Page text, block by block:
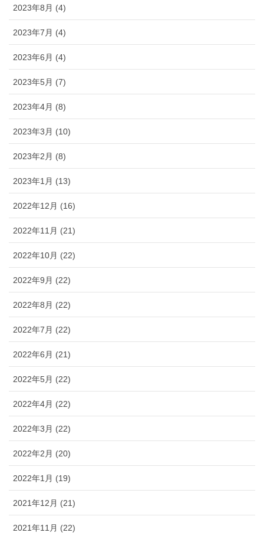
2023年8月 (4)
2023年7月 (4)
2023年6月 (4)
2023年5月 (7)
2023年4月 (8)
2023年3月 (10)
2023年2月 (8)
2023年1月 (13)
2022年12月 (16)
2022年11月 (21)
2022年10月 (22)
2022年9月 (22)
2022年8月 (22)
2022年7月 (22)
2022年6月 (21)
2022年5月 (22)
2022年4月 (22)
2022年3月 (22)
2022年2月 (20)
2022年1月 (19)
2021年12月 (21)
2021年11月 (22)